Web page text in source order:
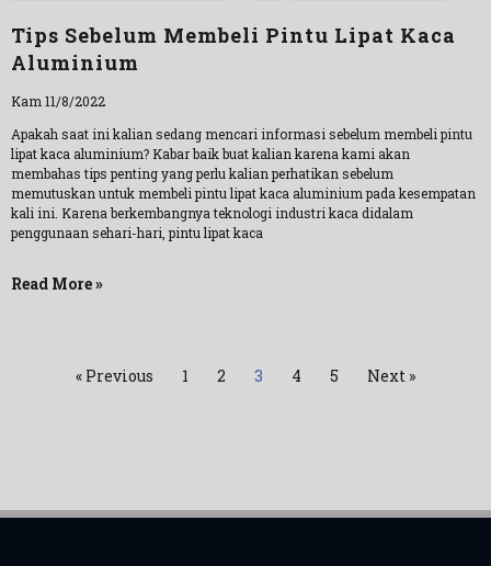
Tips Sebelum Membeli Pintu Lipat Kaca
Aluminium
Kam 11/8/2022
Apakah saat ini kalian sedang mencari informasi sebelum membeli pintu
lipat kaca aluminium? Kabar baik buat kalian karena kami akan
membahas tips penting yang perlu kalian perhatikan sebelum
memutuskan untuk membeli pintu lipat kaca aluminium pada kesempatan
kali ini. Karena berkembangnya teknologi industri kaca didalam
penggunaan sehari-hari, pintu lipat kaca
Read More »
« Previous 1 2 3 4 5 Next »